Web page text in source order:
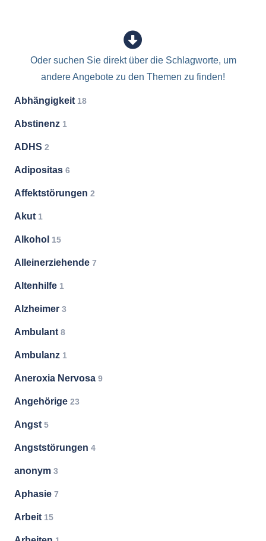
Oder suchen Sie direkt über die Schlagworte, um
andere Angebote zu den Themen zu finden!
Abhängigkeit 18
Abstinenz 1
ADHS 2
Adipositas 6
Affektstörungen 2
Akut 1
Alkohol 15
Alleinerziehende 7
Altenhilfe 1
Alzheimer 3
Ambulant 8
Ambulanz 1
Aneroxia Nervosa 9
Angehörige 23
Angst 5
Angststörungen 4
anonym 3
Aphasie 7
Arbeit 15